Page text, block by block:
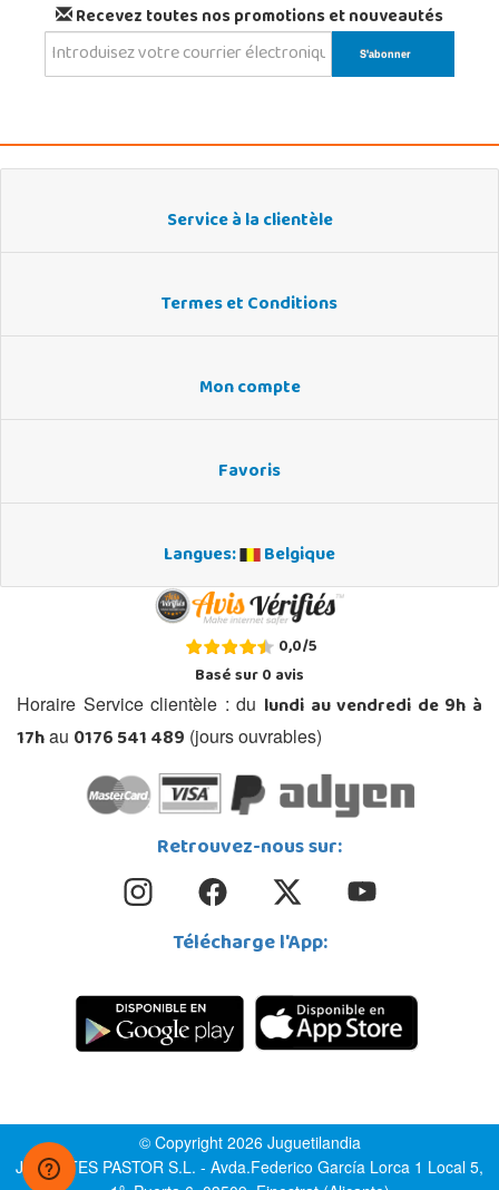
Recevez toutes nos promotions et nouveautés
Service à la clientèle
Termes et Conditions
Mon compte
Favoris
Langues: Belgique
0,0/5
Basé sur0avis
Horaire Service clientèle : du lundi au vendredi de 9h à
17hau 0176 541 489 (jours ouvrables)
Retrouvez-nous sur:
Télécharge l'App:
© Copyright 2026 Juguetilandia
JUGUETES PASTOR S.L. - Avda.Federico García Lorca 1 Local 5,